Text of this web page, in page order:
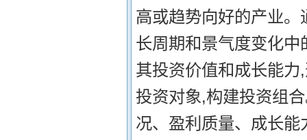
高或趋势向好的产业
长周期和景气度变化
其投资价值和成长能
投资对象,构建投资组
况、盈利质量、成长